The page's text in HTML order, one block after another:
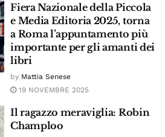
Fiera Nazionale della Piccola
e Media Editoria 2025, torna
a Roma l’appuntamento più
importante per gli amanti dei
libri
by Mattia Senese
19 NOVEMBRE 2025
Il ragazzo meraviglia: Robin
Champloo